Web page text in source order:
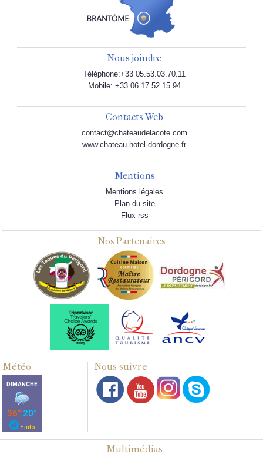
Nous joindre
Téléphone:+33 05.53.03.70.11
Mobile: +33 06.17.52.15.94
Contacts Web
contact@chateaudelacote.com
www.chateau-hotel-dordogne.fr
Mentions
Mentions légales
Plan du site
Flux rss
Nos Partenaires
Météo Nous suivre
Multimédias